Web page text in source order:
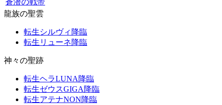
蒼潜の戦帝
龍族の聖雲
転生シルヴィ降臨
転生リューネ降臨
神々の聖跡
転生ヘラLUNA降臨
転生ゼウスGIGA降臨
転生アテナNON降臨